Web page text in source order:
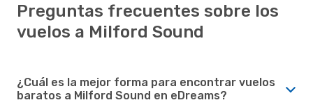
Preguntas frecuentes sobre los
vuelos a Milford Sound
¿Cuál es la mejor forma para encontrar vuelos
baratos a Milford Sound en eDreams?